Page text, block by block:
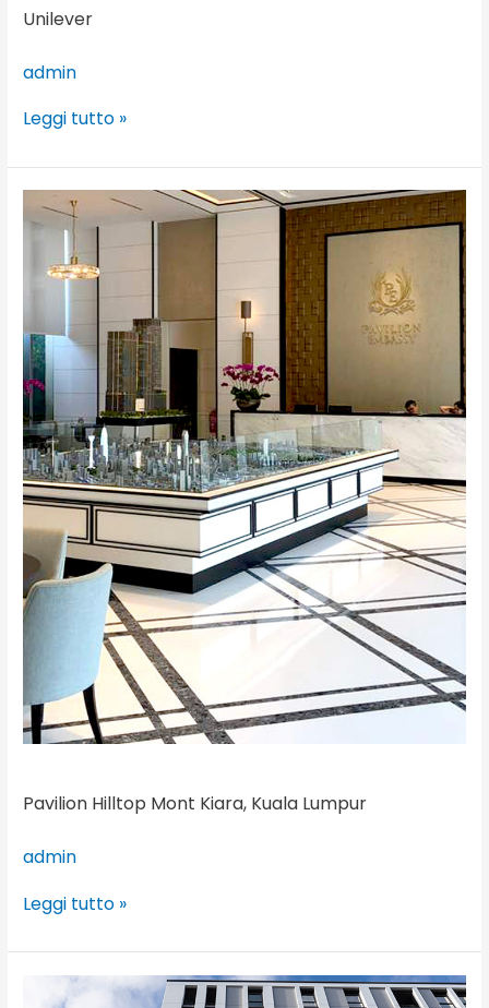
Unilever
admin
Leggi tutto »
Pavilion Hilltop Mont Kiara, Kuala Lumpur
admin
Pavilion
Hilltop
Kiara,
Kuala
Lumpur
Leggi tutto »
Marshgate